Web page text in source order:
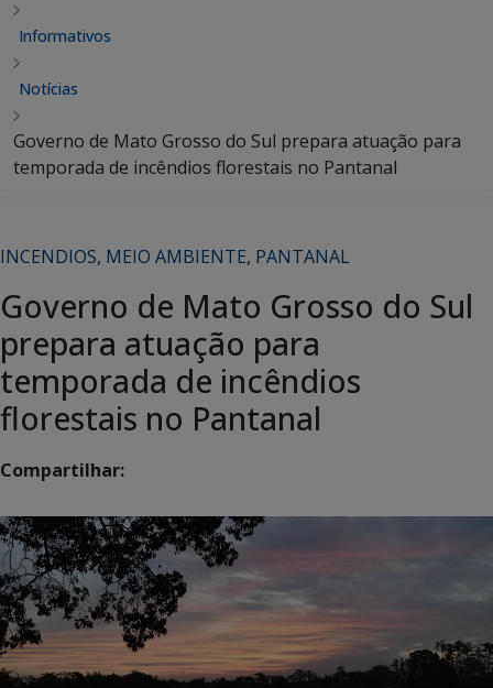
Informativos
Notícias
Governo de Mato Grosso do Sul prepara atuação para
temporada de incêndios florestais no Pantanal
INCENDIOS, MEIO AMBIENTE, PANTANAL
Governo de Mato Grosso do Sul
prepara atuação para
temporada de incêndios
florestais no Pantanal
Compartilhar: